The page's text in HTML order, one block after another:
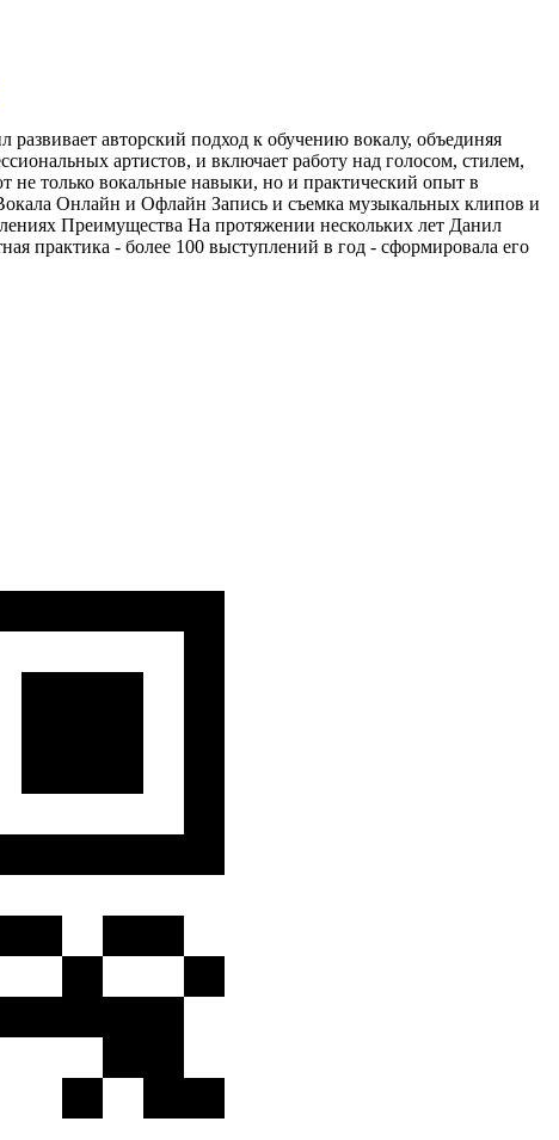
авторский подход к обучению вокалу, объединяя
артистов, и включает работу над голосом, стилем,
не только вокальные навыки, но и практический опыт в
Онлайн и Офлайн Запись и съемка музыкальных клипов и
Преимущества На протяжении нескольких лет Данил
практика - более 100 выступлений в год - сформировала его